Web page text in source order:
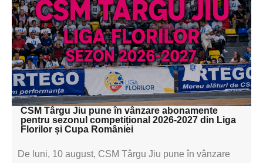
textul pentru
subtitluAdaugă aici
textul pentru
subtitluAdaugă aici
textul pentru subti
CSM Târgu Jiu pune în vânzare abonamente
pentru sezonul competițional 2026-2027 din Liga
Florilor și Cupa României
De luni, 10 august, CSM Târgu Jiu pune în vânzare